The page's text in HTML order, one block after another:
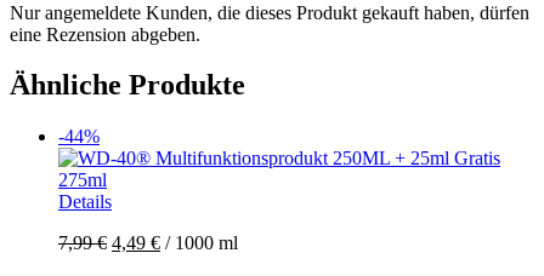
Nur angemeldete Kunden, die dieses Produkt gekauft haben, dürfen
eine Rezension abgeben.
Ähnliche Produkte
-44%
Details
7,99€ 4,49 € / 1000 ml